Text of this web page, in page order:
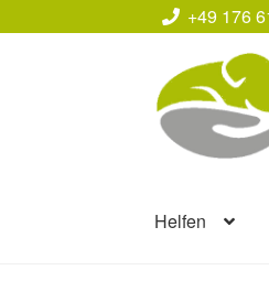
+49 176
Navigation
springen
Zum
Inhalt
springen
Helfen